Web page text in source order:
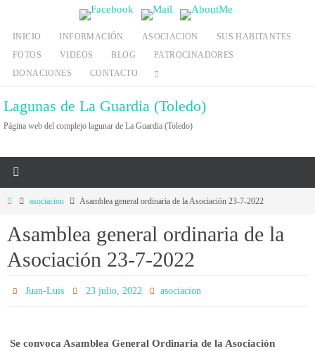
contenido
INICIO INFORMACIÓN ASOCIACION
SUS HABITANTES
FOTOS
VIDEOS BLOG
PATROCINADORES
DONACIONES
CONTACTO
Lagunas de La Guardia (Toledo)
Página web del complejo lagunar de La Guardia (Toledo)
Inicioasociacion Asamblea general ordinaria de la Asociación 23-7-2022
Asamblea general ordinaria de la
Asociación 23-7-2022
Juan-Luis 23 julio, 2022 asociacion
Se convoca Asamblea General Ordinaria de la Asociación